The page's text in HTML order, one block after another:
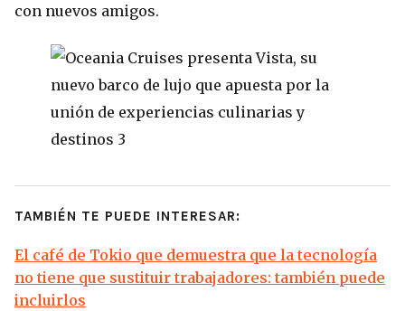
con nuevos amigos.
TAMBIÉN TE PUEDE INTERESAR:
El café de Tokio que demuestra que la tecnología
no tiene que sustituir trabajadores: también puede
incluirlos